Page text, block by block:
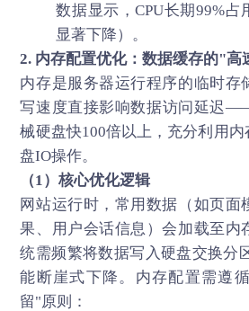
数据显示，CPU长期99%
显著下降）。
2. 内存配置优化：数据缓存的"高
内存是服务器运行程序的临时存
写速度直接影响数据访问延迟
械硬盘快100倍以上，充分利用
盘IO操作。
（1）核心优化逻辑
网站运行时，常用数据（如页面
果、用户会话信息）会加载至内
统需频繁将数据写入硬盘交换分
能断崖式下降。内存配置需遵
留"原则：